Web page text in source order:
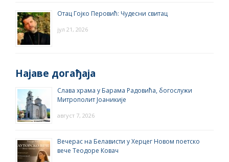
Отац Гојко Перовић: Чудесни свитац
јул 21, 2026
Најаве догађаја
Слава храма у Барама Радовића, богослужи
Митрополит Јоаникије
август 7, 2026
Вечерас на Белависти у Херцег Новом поетско
вече Теодоре Ковач